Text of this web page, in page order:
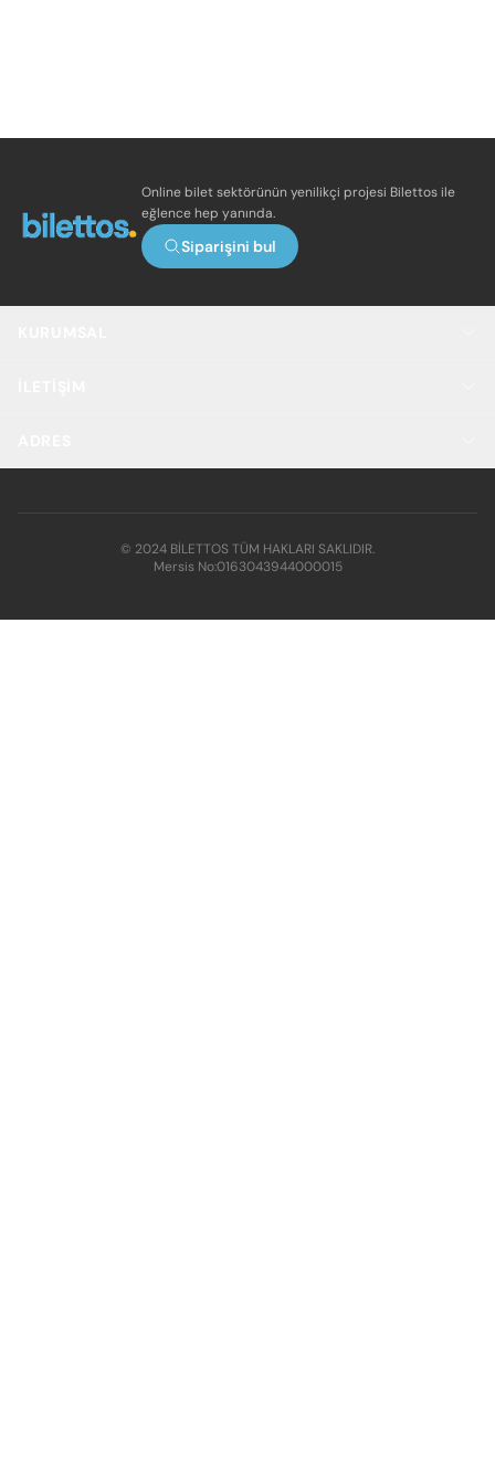
Online bilet sektörünün yenilikçi projesi Bilettos ile
eğlence hep yanında.
Siparişini bul
© 2024 BİLETTOS TÜM HAKLARI SAKLIDIR.
Mersis No:0163043944000015